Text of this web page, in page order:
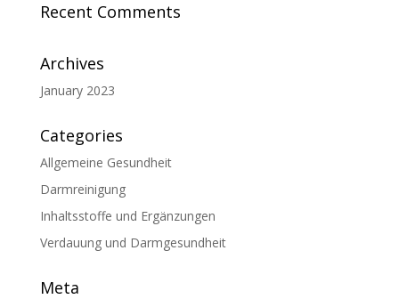
Recent Comments
Archives
January 2023
Categories
Allgemeine Gesundheit
Darmreinigung
Inhaltsstoffe und Ergänzungen
Verdauung und Darmgesundheit
Meta